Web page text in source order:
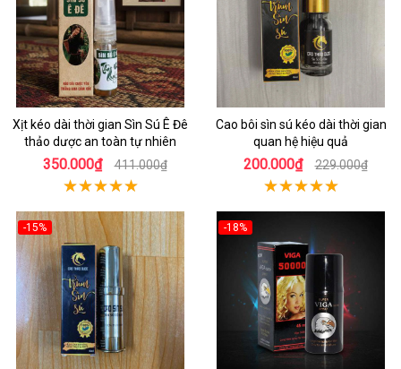
Xịt kéo dài thời gian Sìn Sú Ê Đê
thảo dược an toàn tự nhiên
350.000₫ 411.000₫
Cao bôi sìn sú kéo dài thời gian
quan hệ hiệu quả
200.000₫ 229.000₫
-15% -18%